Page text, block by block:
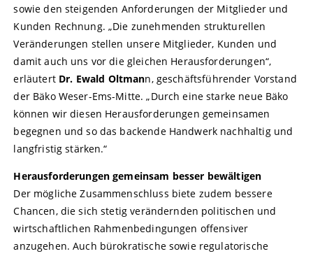
sowie den steigenden Anforderungen der Mitglieder und
Kunden Rechnung. „Die zunehmenden strukturellen
Veränderungen stellen unsere Mitglieder, Kunden und
damit auch uns vor die gleichen Herausforderungen“,
erläutert Dr. Ewald Oltmann, geschäftsführender Vorstand
der Bäko Weser-Ems-Mitte. „Durch eine starke neue Bäko
können wir diesen Herausforderungen gemeinsamen
begegnen und so das backende Handwerk nachhaltig und
langfristig stärken.“
Herausforderungen gemeinsam besser bewältigen
Der mögliche Zusammenschluss biete zudem bessere
Chancen, die sich stetig verändernden politischen und
wirtschaftlichen Rahmenbedingungen offensiver
anzugehen. Auch bürokratische sowie regulatorische